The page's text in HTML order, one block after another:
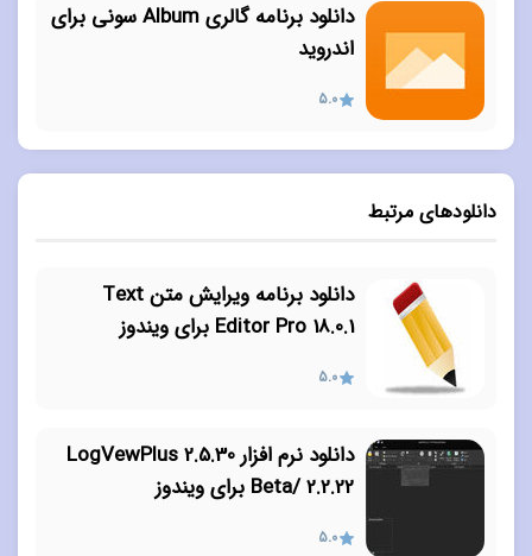
دانلودهای مرتبط
دانلود برنامه ویرایش متن Text
Editor Pro 18.0.1 برای ویندوز
5.0
دانلود نرم‌ افزار LogVewPlus 2.5.30
Beta/ 2.2.22 برای ویندوز
5.0
دانلود برنامه گالری Album سونی برای
اندروید
5.0